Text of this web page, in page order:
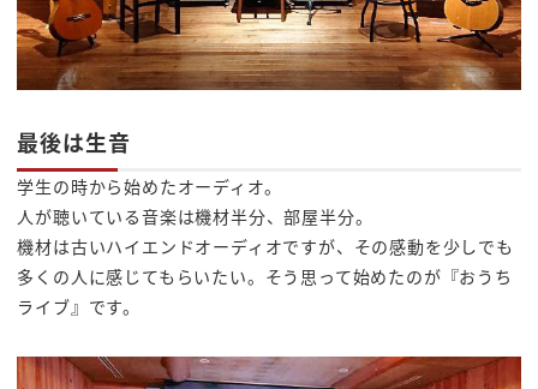
最後は生音
学生の時から始めたオーディオ。
人が聴いている音楽は機材半分、部屋半分。
機材は古いハイエンドオーディオですが、その感動を少しでも
多くの人に感じてもらいたい。そう思って始めたのが『おうち
ライブ』です。